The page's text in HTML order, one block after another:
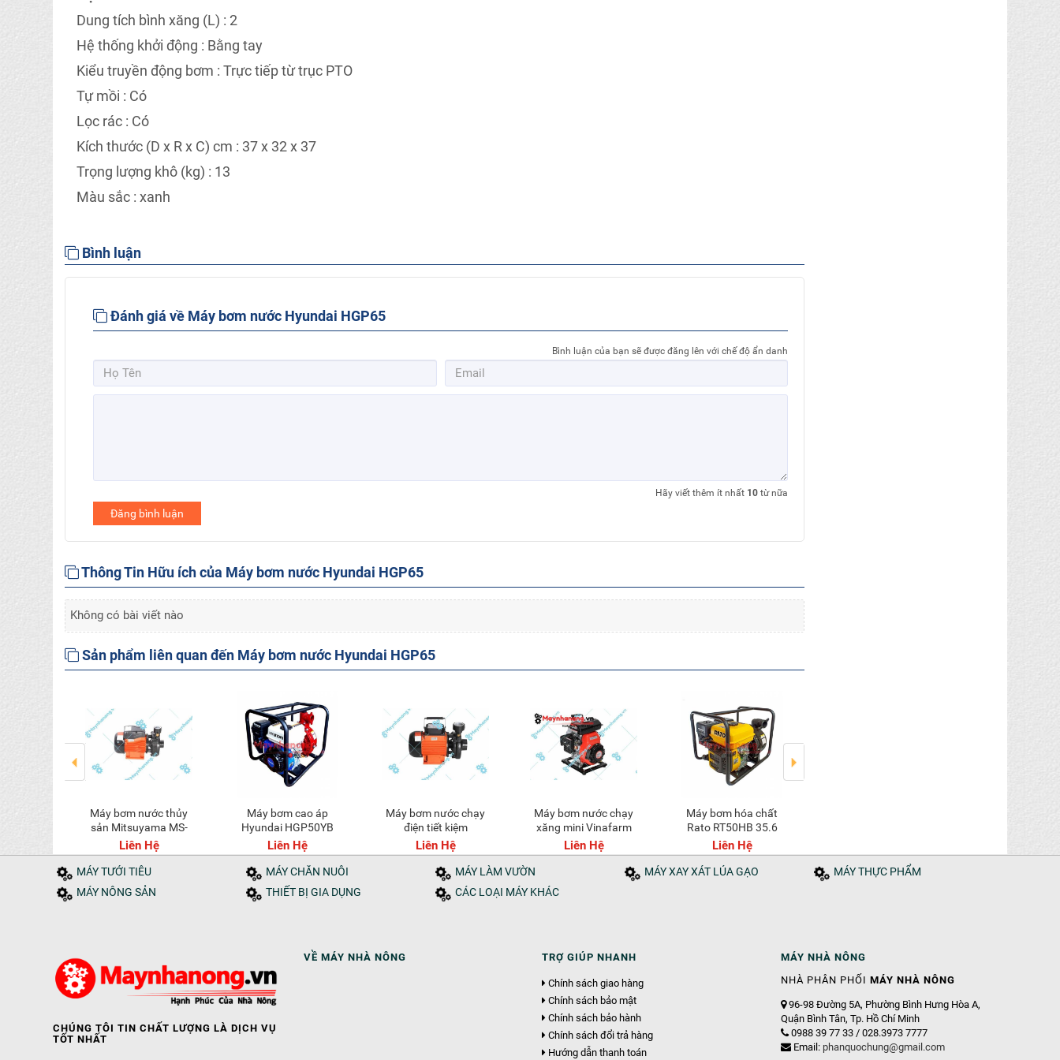
Dung tích bình xăng (L) : 2
Hệ thống khởi động : Bằng tay
Kiểu truyền động bơm : Trực tiếp từ trục PTO
Tự mồi : Có
Lọc rác : Có
Kích thước (D x R x C) cm : 37 x 32 x 37
Trọng lượng khô (kg) : 13
Màu sắc : xanh
Bình luận
Đánh giá về Máy bơm nước Hyundai HGP65
Bình luận của bạn sẽ được đăng lên với chế độ ẩn danh
Hãy viết thêm ít nhất 10 từ nữa
Đăng bình luận
Thông Tin Hữu ích của Máy bơm nước Hyundai HGP65
Không có bài viết nào
Sản phẩm liên quan đến Máy bơm nước Hyundai HGP65
Máy bơm nước thủy
sản Mitsuyama MS-
400
Liên Hệ
Máy bơm cao áp
Hyundai HGP50YB
50.7
Liên Hệ
Máy bơm nước chạy
điện tiết kiệm
Mitsutama MS-750
Liên Hệ
Máy bơm nước chạy
xăng mini Vinafarm
VNMBN-1.5
Liên Hệ
Máy bơm hóa chất
Rato RT50HB 35.6
Liên Hệ
MÁY TƯỚI TIÊU MÁY CHĂN NUÔI MÁY LÀM VƯỜN MÁY XAY XÁT LÚA GẠO
MÁY THỰC PHẨM
MÁY NÔNG SẢN
THIẾT BỊ GIA DỤNG CÁC LOẠI MÁY KHÁC
CHÚNG TÔI TIN CHẤT LƯỢNG LÀ DỊCH VỤ
TỐT NHẤT
VỀ MÁY NHÀ NÔNG TRỢ GIÚP NHANH
Chính sách giao hàng
Chính sách bảo mật
Chính sách bảo hành
Chính sách đổi trả hàng
Hướng dẫn thanh toán
MÁY NHÀ NÔNG
NHÀ PHÂN PHỐI MÁY NHÀ NÔNG
96-98 Đường 5A, Phường Bình Hưng Hòa A,
Quận Bình Tân, Tp. Hồ Chí Minh
0988 39 77 33 / 028.3973 7777
Email: phanquochung@gmail.com